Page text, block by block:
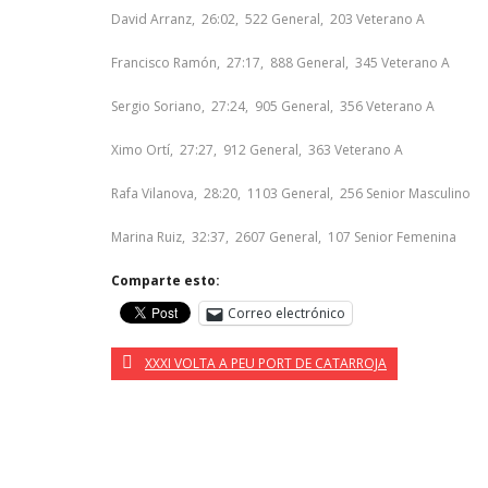
David Arranz, 26:02, 522 General, 203 Veterano A
Francisco Ramón, 27:17, 888 General, 345 Veterano A
Sergio Soriano, 27:24, 905 General, 356 Veterano A
Ximo Ortí, 27:27, 912 General, 363 Veterano A
Rafa Vilanova, 28:20, 1103 General, 256 Senior Masculino
Marina Ruiz, 32:37, 2607 General, 107 Senior Femenina
Comparte esto:
Correo electrónico
XXXI VOLTA A PEU PORT DE CATARROJA